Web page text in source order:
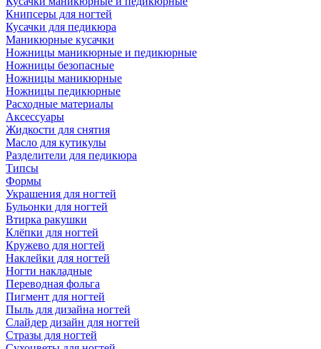
Книпсеры для ногтей
Кусачки для педикюра
Маникюрные кусачки
Ножницы маникюрные и педикюрные
Ножницы безопасные
Ножницы маникюрные
Ножницы педикюрные
Расходные материалы
Аксессуары
Жидкости для снятия
Масло для кутикулы
Разделители для педикюра
Типсы
Формы
Украшения для ногтей
Бульонки для ногтей
Втирка ракушки
Клёпки для ногтей
Кружево для ногтей
Наклейки для ногтей
Ногти накладные
Переводная фольга
Пигмент для ногтей
Пыль для дизайна ногтей
Слайдер дизайн для ногтей
Стразы для ногтей